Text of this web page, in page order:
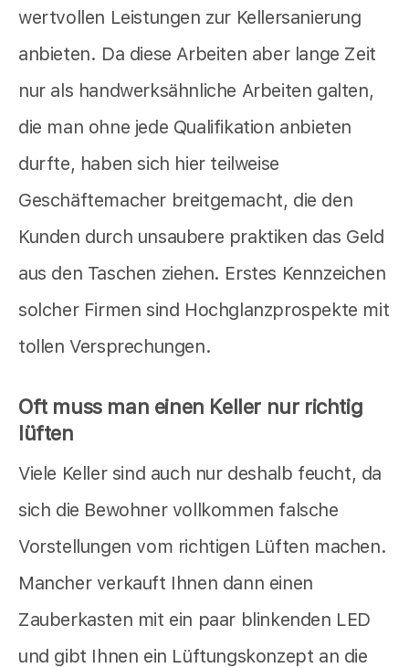
wertvollen Leistungen zur Kellersanierung
anbieten. Da diese Arbeiten aber lange Zeit
nur als handwerksähnliche Arbeiten galten,
die man ohne jede Qualifikation anbieten
durfte, haben sich hier teilweise
Geschäftemacher breitgemacht, die den
Kunden durch unsaubere praktiken das Geld
aus den Taschen ziehen. Erstes Kennzeichen
solcher Firmen sind Hochglanzprospekte mit
tollen Versprechungen.
Oft muss man einen Keller nur richtig
lüften
Viele Keller sind auch nur deshalb feucht, da
sich die Bewohner vollkommen falsche
Vorstellungen vom richtigen Lüften machen.
Mancher verkauft Ihnen dann einen
Zauberkasten mit ein paar blinkenden LED
und gibt Ihnen ein Lüftungskonzept an die